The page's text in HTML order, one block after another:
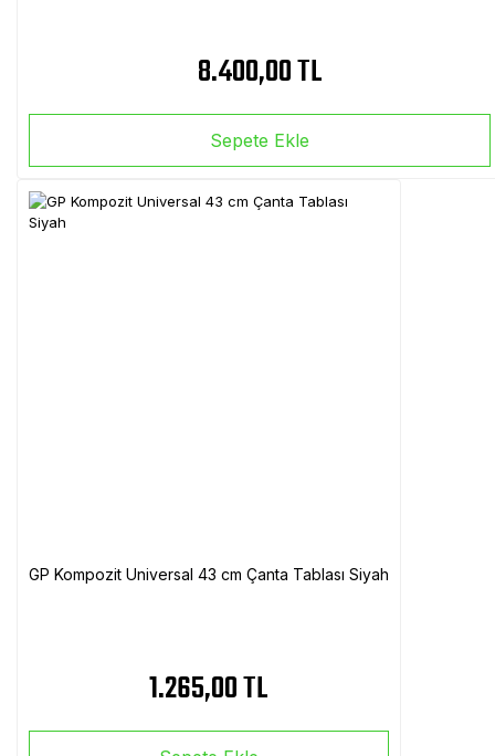
8.400,00 TL
Sepete Ekle
GP Kompozit Universal 43 cm Çanta Tablası Siyah
1.265,00 TL